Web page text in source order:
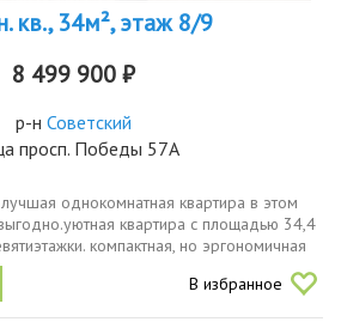
кв., 34м², этаж 8/9
8 499 900 ₽
р-н Советский
просп. Победы 57А
однокомнатная квартира в этом
квартира с площадью 34,4
компактная, но эргономичная
кухню 8,3 м² и продуманное...
В избранное